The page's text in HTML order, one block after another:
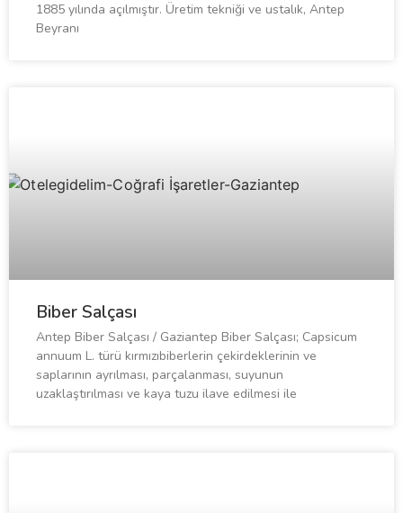
1885 yılında açılmıştır. Üretim tekniği ve ustalık, Antep
Beyranı
Biber Salçası
Antep Biber Salçası / Gaziantep Biber Salçası; Capsicum
annuum L. türü kırmızıbiberlerin çekirdeklerinin ve
saplarının ayrılması, parçalanması, suyunun
uzaklaştırılması ve kaya tuzu ilave edilmesi ile